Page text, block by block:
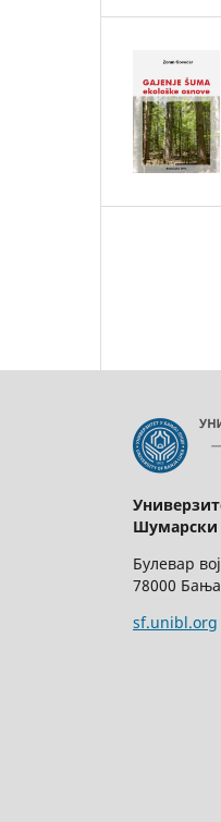
Шумарски
Булевар
78000
sf.unibl.org